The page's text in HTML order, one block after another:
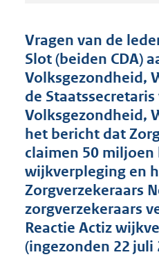
Vragen van de
Slot (beiden CDA)
Volksgezondheid,
de Staatssecretaris
Volksgezondheid,
het bericht dat
claimen 50
wijkverpleging en
Zorgverzekeraars
zorgverzekeraars
Reactie Actiz
(ingezonden 22 juli